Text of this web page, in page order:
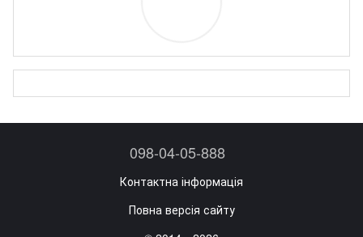
098-04-05-888
Контактна інформація
Повна версія сайту